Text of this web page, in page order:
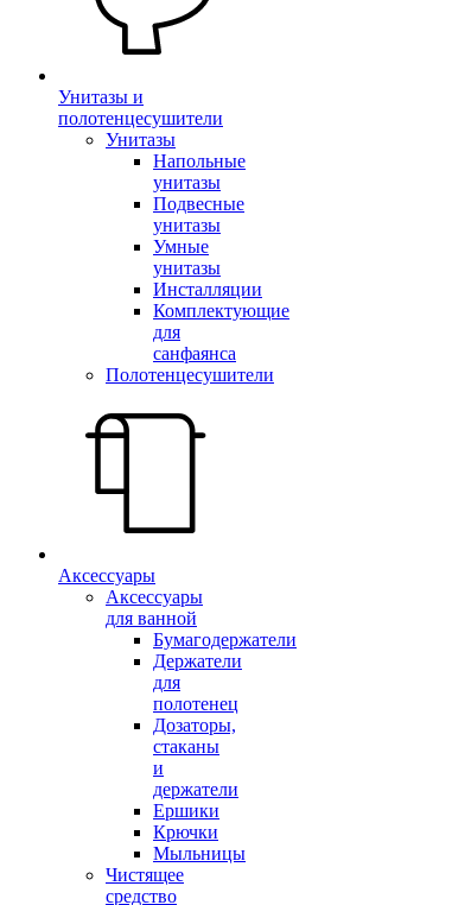
Унитазы и
полотенцесушители
Унитазы
Напольные
унитазы
Подвесные
унитазы
Умные
унитазы
Инсталляции
Комплектующие
для
санфаянса
Полотенцесушители
Аксессуары
Аксессуары
для ванной
Бумагодержатели
Держатели
для
полотенец
Дозаторы,
стаканы
и
держатели
Ершики
Крючки
Мыльницы
Чистящее
средство